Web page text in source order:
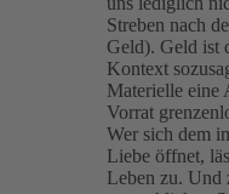
Streben nach
Geld). Geld ist
Kontext
Materielle eine
Vorrat
Wer sich dem
Liebe öffnet,
Leben zu. Und